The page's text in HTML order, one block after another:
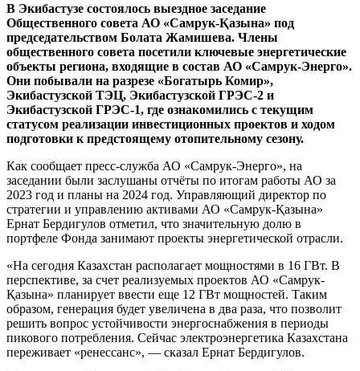
В Экибастузе состоялось выездное заседание
Общественного совета АО «Самрук-Қазына» под
председательством Болата Жамишева. Члены
общественного совета посетили ключевые энергетические
объекты региона, входящие в состав АО «Самрук-Энерго».
Они побывали на разрезе «Богатырь Комир»,
Экибастузской ТЭЦ, Экибастузской ГРЭС-2 и
Экибастузской ГРЭС-1, где ознакомились с текущим
статусом реализации инвестиционных проектов и ходом
подготовки к предстоящему отопительному сезону.
Как сообщает пресс-служба АО «Самрук-Энерго», на
заседании были заслушаны отчёты по итогам работы АО за
2023 год и планы на 2024 год. Управляющий директор по
стратегии и управлению активами АО «Самрук-Қазына»
Ернат Бердигулов отметил, что значительную долю в
портфеле Фонда занимают проекты энергетической отрасли.
«На сегодня Казахстан располагает мощностями в 16 ГВт. В
перспективе, за счет реализуемых проектов АО «Самрук-
Қазына» планирует ввести еще 12 ГВт мощностей. Таким
образом, генерация будет увеличена в два раза, что позволит
решить вопрос устойчивости энергоснабжения в периоды
пикового потребления. Сейчас электроэнергетика Казахстана
переживает «ренессанс», — сказал Ернат Бердигулов.